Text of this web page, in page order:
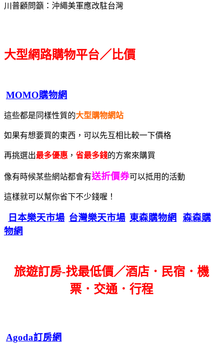
川普顧問籲：沖繩美軍應改駐台灣
大型網路購物平台／比價
MOMO購物網
這些都是同樣性質的大型購物網站
如果有想要買的東西，可以先互相比較一下價格
再挑選出最多優惠 ， 省最多錢的方案來購買
像有時候某些網站都會有送折價券可以抵用的活動
這樣就可以幫你省下不少錢喔！
日本樂天市場 台灣樂天市場 東森購物網
森森購
物網
旅遊訂房-找最低價／酒店．民宿．機
票．交通．行程
Agoda訂房網